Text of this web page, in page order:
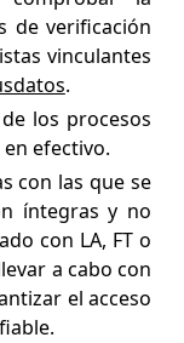
de verificación
vinculantes
.
los procesos
efectivo.
con las que se
íntegras y no
con LA, FT o
a cabo con
el acceso